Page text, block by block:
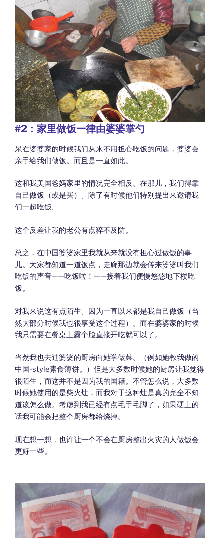
#2 ：家里做饭一律由婆婆掌勺
呆在婆婆家的时候我们从来不用担心吃饭的问题，婆婆会
亲手给我们做饭。而且是一直如此。
这和我美国爸妈家里的情况完全相反。在那儿，我们得靠
自己做饭（或是买）。除了有时候他们特别提出来邀请我
们一起吃饭。
这个反差让我的老公有点猝不及防。
总之，在中国婆婆家里我就从来就没有担心过做饭的事
儿。大家都知道一道饭点，走廊那边就会传来婆婆叫我们
吃饭的声音——吃饭啦！——接着我们便慢悠悠地下楼吃
饭。
对我来说这有点陌生。因为一直以来都是我自己做饭（当
然大部分时候我也很享受这个过程）。而在婆婆家的时候
我只需要在餐桌上露个脸直接开吃就可以了。
当然我也去过婆婆的厨房向她学做菜。（例如她教我做的
中国-style素食薄饼。）但是大多数时候她的厨房让我觉得
很陌生，而这并不是因为我的国籍。不管怎么说，大多数
时候她使用的是柴火灶，而我对于这种灶是真的完全不知
道该怎么做。考虑到我已经有点毛手毛脚了，如果硬上的
话我可能会把整个厨房都给烧掉。
现在想一想，也许让一个不会在厨房整出火灾的人做饭会
更好一些。